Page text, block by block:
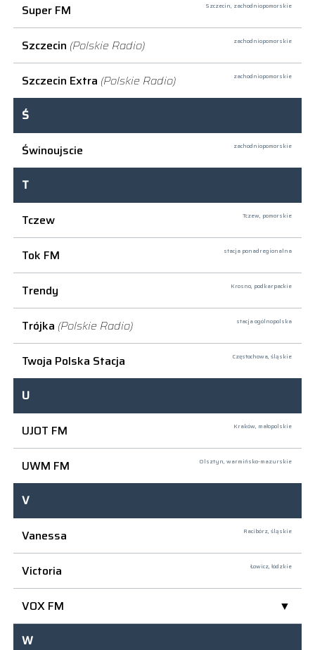
Super FM Szczecin, zachodniopomorskie
Szczecin (Polskie Radio) zachodniopomorskie
Szczecin Extra (Polskie Radio) zachodniopomorskie
Ś
Świnoujscie
zachodniopomorskie
T
Tczew
Tczew, pomorskie
Tok FM stacja ponadregionalna
Trendy Krosno, podkarpackie
Trójka (Polskie Radio) stacja ogólnopolska
Twoja Polska Stacja Częstochowa, śląskie
U
UJOT FM
Kraków, małopolskie
UWM FM Olsztyn, warmińsko-mazurskie
V
Vanessa
Racibórz, śląskie
Victoria Łowicz, łódzkie
VOX FM
W